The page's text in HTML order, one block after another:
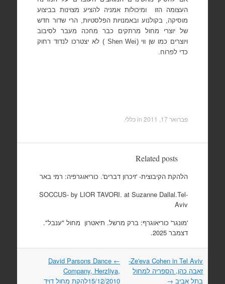
העצומה הזו
ומיכולות אמניה להציע מצוינות בביצוע
מוסיקה, בקולנוע ובאמנויות הפלסטיות, הרי שדור חדש
של יוצרי מחול מרתקים כבר מחכה מעבר לסיבוב
ויוצרים כמו שן ווי (Shen Wei ) לא יצטרכו לנדוד רחוק
כדי לפרוח.
פברואר 17, 2011 in כללי.
Related posts
הלהקת הקיבוצית- 'זיכרון דברים'. כוריאוגרפיה: רמי באר
SOCCUS- by LIOR TAVORI. at Suzanne Dallal.Tel-
Aviv
'מונגר' כוריאוגרף: ברק מרשל. תיאטרון מחול "ענבל".
דצמבר 2025.
Post
navigation
←
David Parsons Dance
Company, Herzliya,
15/12/2010להקת מחול דויד
Ze'eva Cohen in Tel Aviv-
זאבה כהן, הספריה למחול
בתל אביב →